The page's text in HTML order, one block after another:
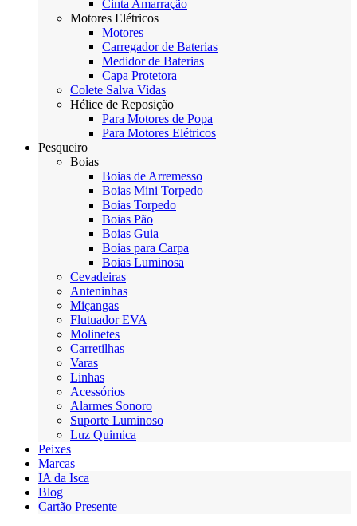
Cinta Amarração
Motores Elétricos
Motores
Carregador de Baterias
Medidor de Baterias
Capa Protetora
Colete Salva Vidas
Hélice de Reposição
Para Motores de Popa
Para Motores Elétricos
Pesqueiro
Boias
Boias de Arremesso
Boias Mini Torpedo
Boias Torpedo
Boias Pão
Boias Guia
Boias para Carpa
Boias Luminosa
Cevadeiras
Anteninhas
Miçangas
Flutuador EVA
Molinetes
Carretilhas
Varas
Linhas
Acessórios
Alarmes Sonoro
Suporte Luminoso
Luz Quimica
Peixes
Marcas
IA da Isca
Blog
Cartão Presente